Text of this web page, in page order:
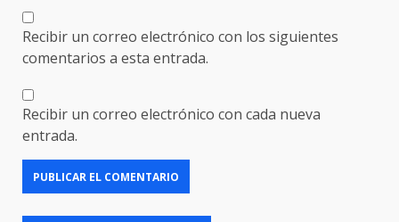
Recibir un correo electrónico con los siguientes
comentarios a esta entrada.
Recibir un correo electrónico con cada nueva
entrada.